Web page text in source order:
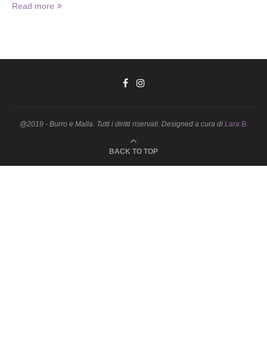
Read more
@2019 - Burro e Malla. Tutti i diritti riservati. Designed a cura di Lara B.
BACK TO TOP